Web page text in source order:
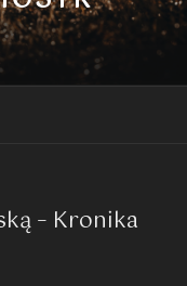
– Kronika